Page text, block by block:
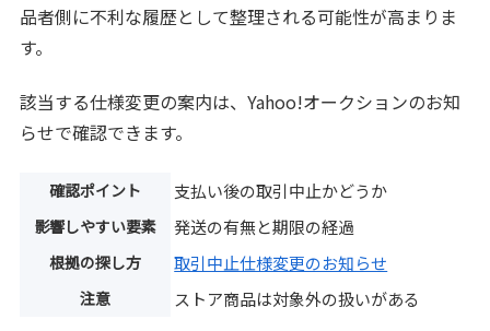
品者側に不利な履歴として整理される可能性が高まりま
す。
該当する仕様変更の案内は、Yahoo!オークションのお知
らせで確認できます。
確認ポイント 支払い後の取引中止かどうか
影響しやすい要素 発送の有無と期限の経過
根拠の探し方 取引中止仕様変更のお知らせ
注意 ストア商品は対象外の扱いがある